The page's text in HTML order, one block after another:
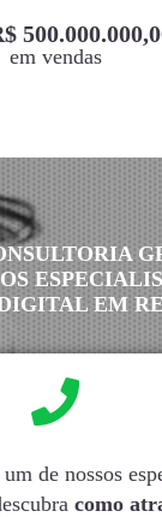
em vendas
EM
de nossos
como